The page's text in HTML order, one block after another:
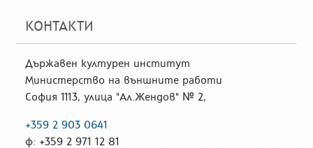
КОНТАКТИ
Държавен културен институт
Министерство на външните работи
София 1113, улица "Ал.Жендов" № 2,
+359 2 903 0641
ф: +359 2 971 12 81